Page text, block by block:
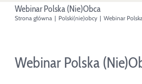
Webinar Polska (Nie)Obca
Strona główna | Polski(nie)obcy | Webinar
Webinar Polska